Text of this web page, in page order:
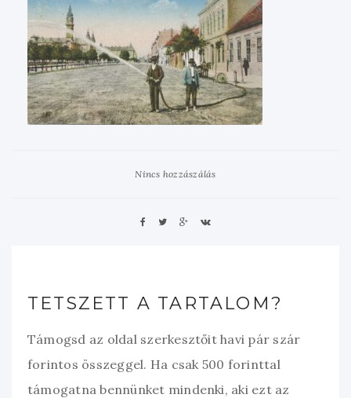
Nincs hozzászálás
TETSZETT A TARTALOM?
Támogsd az oldal szerkesztőit havi pár szár
forintos összeggel. Ha csak 500 forinttal
támogatna bennünket mindenki, aki ezt az